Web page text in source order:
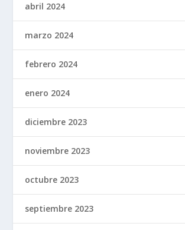
abril 2024
marzo 2024
febrero 2024
enero 2024
diciembre 2023
noviembre 2023
octubre 2023
septiembre 2023